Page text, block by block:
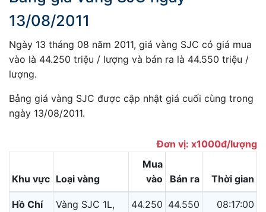
13/08/2011
Ngày 13 tháng 08 năm 2011, giá vàng SJC có giá mua
vào là 44.250 triệu / lượng và bán ra là 44.550 triệu /
lượng.
Bảng giá vàng SJC được cập nhật giá cuối cùng trong
ngày 13/08/2011.
Đơn vị: x1000đ/lượng
Khu vực Loại vàng
Mua
vào
Bán ra Thời gian
Hồ Chí
Vàng SJC 1L,
44.250 44.550
08:17:00